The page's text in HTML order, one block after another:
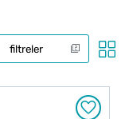
filtreler